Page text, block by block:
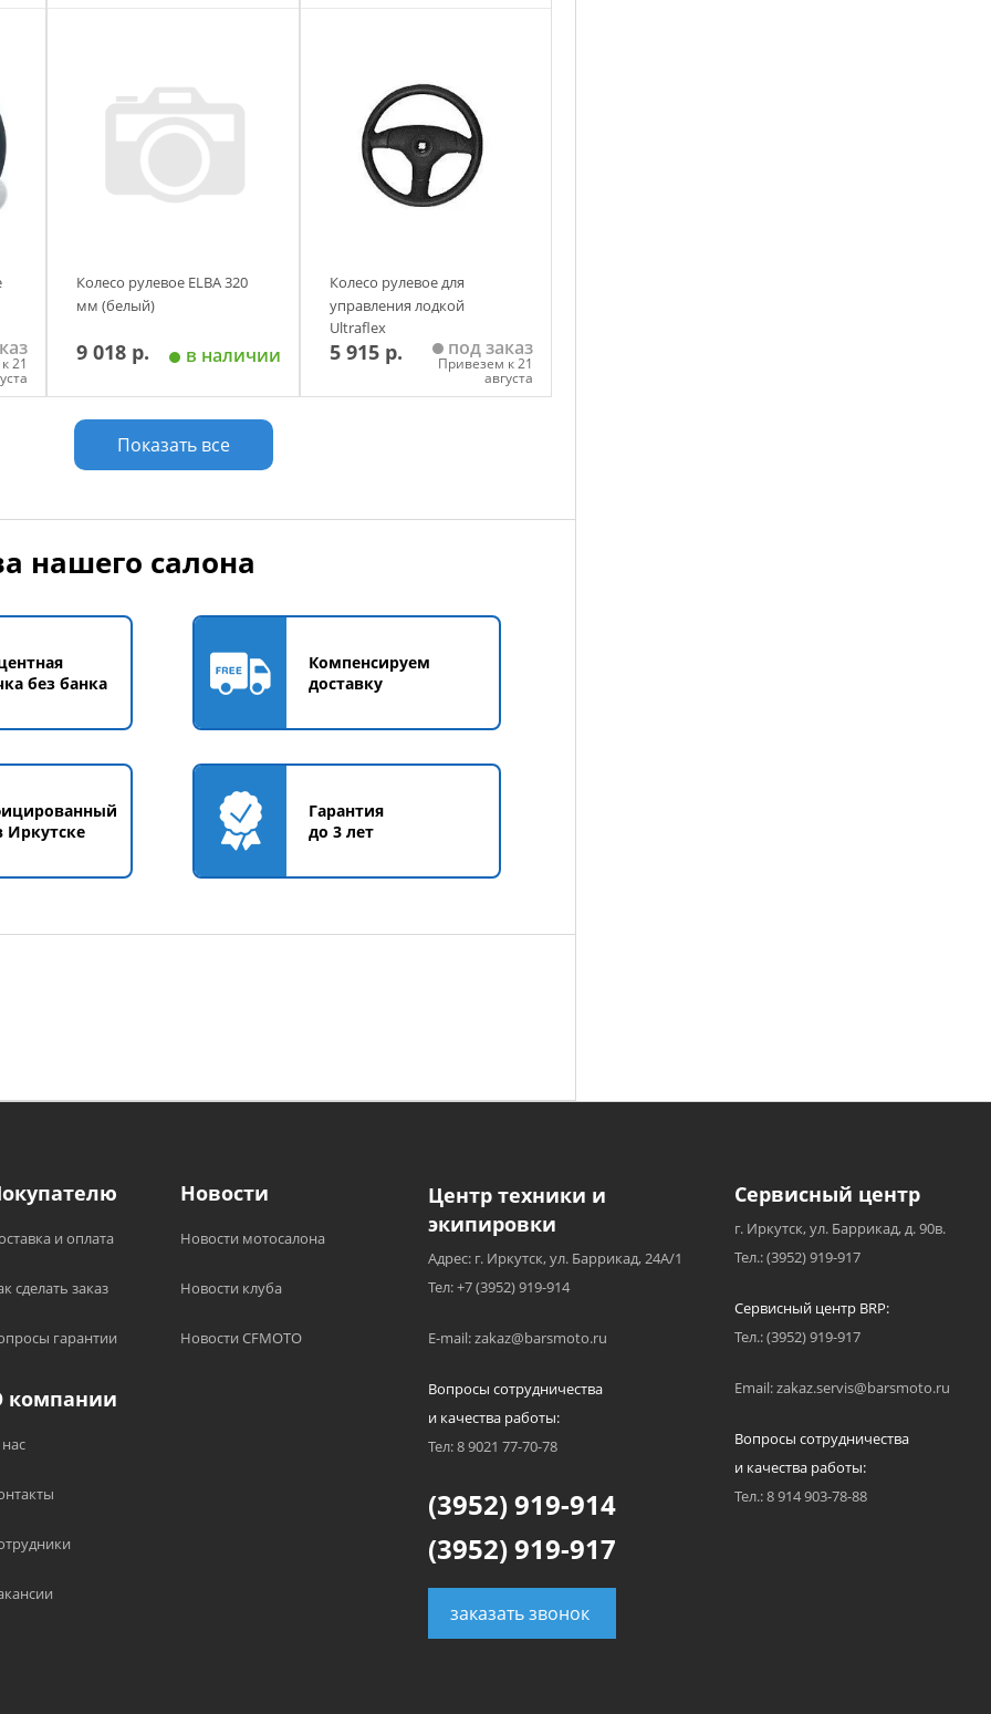
21
Колесо рулевое ELBA 320
мм (белый)
9 018 р. в наличии
Добавить в корзину
Колесо рулевое для
управления лодкой
Ultraflex
5 915 р. под заказ
Привезем к 21
августа
Показать все
нашего салона
без банка
Компенсируем
доставку
Иркутске
Гарантия
до 3 лет
и оплата
сделать заказ
гарантии
Новости
Новости мотосалона
Новости клуба
Новости CFMOTO
компании
Центр техники и
экипировки
Адрес: г. Иркутск, ул. Баррикад, 24А/1
Тел: +7 (3952) 919-914
E-mail: zakaz@barsmoto.ru
Вопросы сотрудничества
и качества работы:
Тел: 8 9021 77-70-78
(3952) 919-914
(3952) 919-917
заказать звонок
Сервисный центр
г. Иркутск, ул. Баррикад, д. 90в.
Тел.: (3952) 919-917
Сервисный центр BRP:
Тел.: (3952) 919-917
Email: zakaz.servis@barsmoto.ru
Вопросы сотрудничества
и качества работы:
Тел.: 8 914 903-78-88